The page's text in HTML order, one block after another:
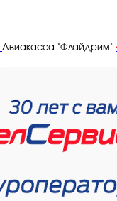
Авиакасса "Флайдрим"